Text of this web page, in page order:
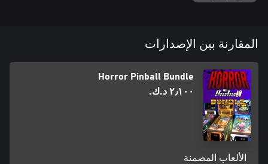
المقارنة بين الإصدارات
Horror Pinball Bundle
٢٫١٠٠ د.ك.‏
الألعاب المضمنة